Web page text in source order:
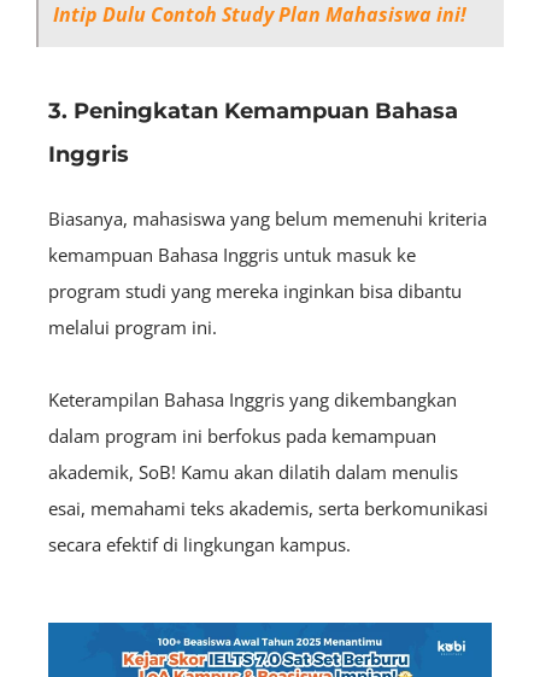
Intip Dulu Contoh Study Plan Mahasiswa ini!
3. Peningkatan Kemampuan Bahasa
Inggris
Biasanya, mahasiswa yang belum memenuhi kriteria
kemampuan Bahasa Inggris untuk masuk ke
program studi yang mereka inginkan bisa dibantu
melalui program ini.
Keterampilan Bahasa Inggris yang dikembangkan
dalam program ini berfokus pada kemampuan
akademik, SoB! Kamu akan dilatih dalam menulis
esai, memahami teks akademis, serta berkomunikasi
secara efektif di lingkungan kampus.